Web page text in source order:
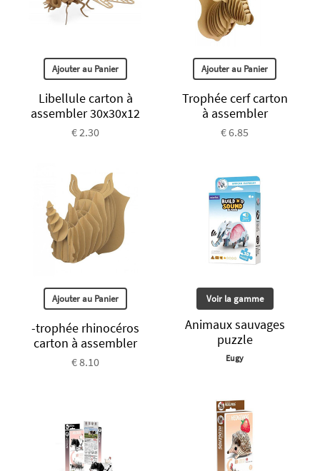
Ajouter au Panier
Libellule carton à
assembler 30x30x12
€ 2.30
Ajouter au Panier
Trophée cerf carton
à assembler
€ 6.85
Ajouter au Panier
-trophée rhinocéros
carton à assembler
€ 8.10
Voir la gamme
Animaux sauvages
puzzle
Eugy